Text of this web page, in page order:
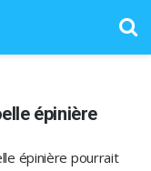
épinière
épinière pourrait